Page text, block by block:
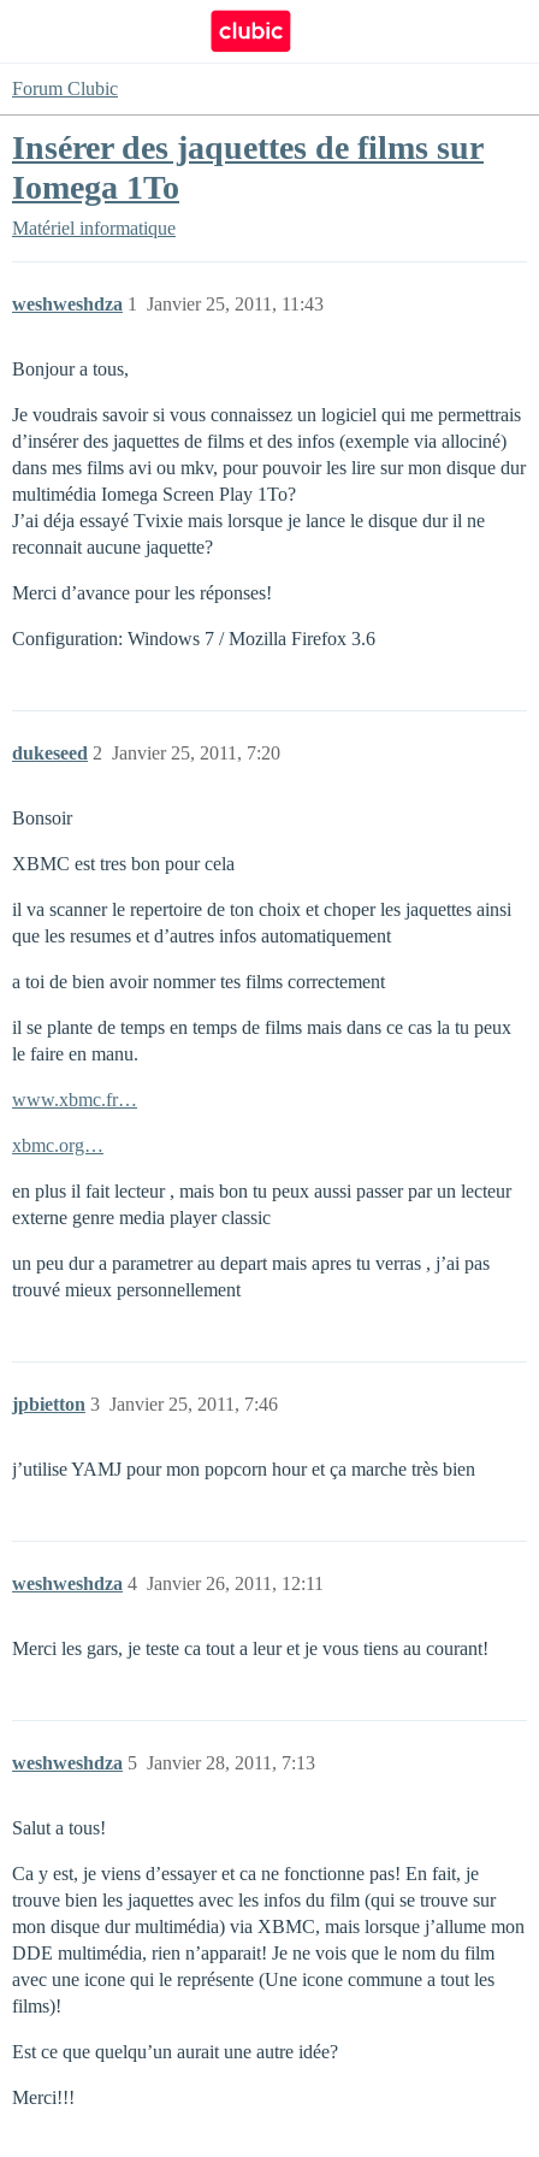
Forum Clubic
Insérer des jaquettes de films sur
Iomega 1To
Matériel informatique
weshweshdza Janvier 25, 2011, 11:43
1
Bonjour a tous,
Je voudrais savoir si vous connaissez un logiciel qui me permettrais
d’insérer des jaquettes de films et des infos (exemple via allociné)
dans mes films avi ou mkv, pour pouvoir les lire sur mon disque dur
multimédia Iomega Screen Play 1To?
J’ai déja essayé Tvixie mais lorsque je lance le disque dur il ne
reconnait aucune jaquette?
Merci d’avance pour les réponses!
Configuration: Windows 7 / Mozilla Firefox 3.6
dukeseed Janvier 25, 2011, 7:20
2
Bonsoir
XBMC est tres bon pour cela
il va scanner le repertoire de ton choix et choper les jaquettes ainsi
que les resumes et d’autres infos automatiquement
a toi de bien avoir nommer tes films correctement
il se plante de temps en temps de films mais dans ce cas la tu peux
le faire en manu.
www.xbmc.fr…
xbmc.org…
en plus il fait lecteur , mais bon tu peux aussi passer par un lecteur
externe genre media player classic
un peu dur a parametrer au depart mais apres tu verras , j’ai pas
trouvé mieux personnellement
jpbietton Janvier 25, 2011, 7:46
3
j’utilise YAMJ pour mon popcorn hour et ça marche très bien
weshweshdza Janvier 26, 2011, 12:11
4
Merci les gars, je teste ca tout a leur et je vous tiens au courant!
weshweshdza Janvier 28, 2011, 7:13
5
Salut a tous!
Ca y est, je viens d’essayer et ca ne fonctionne pas! En fait, je
trouve bien les jaquettes avec les infos du film (qui se trouve sur
mon disque dur multimédia) via XBMC, mais lorsque j’allume mon
DDE multimédia, rien n’apparait! Je ne vois que le nom du film
avec une icone qui le représente (Une icone commune a tout les
films)!
Est ce que quelqu’un aurait une autre idée?
Merci!!!